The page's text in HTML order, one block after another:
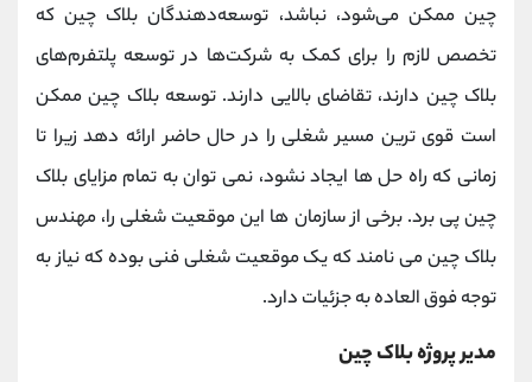
چین ممکن می‌شود، نباشد، توسعه‌دهندگان بلاک چین که
تخصص لازم را برای کمک به شرکت‌ها در توسعه پلتفرم‌های
بلاک چین دارند، تقاضای بالایی دارند. توسعه بلاک چین ممکن
است قوی ترین مسیر شغلی را در حال حاضر ارائه دهد زیرا تا
زمانی که راه حل ها ایجاد نشود، نمی توان به تمام مزایای بلاک
چین پی برد. برخی از سازمان ها این موقعیت شغلی را، مهندس
بلاک چین می نامند که یک موقعیت شغلی فنی بوده که نیاز به
توجه فوق العاده به جزئیات دارد.
مدیر پروژه بلاک چین